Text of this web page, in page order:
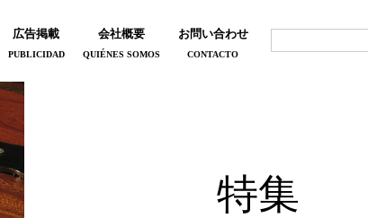
広告掲載
PUBLICIDAD
会社概要
QUIÉNES SOMOS
お問い合わせ
CONTACTO
特集